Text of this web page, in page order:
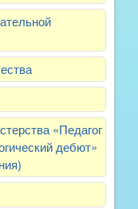
«Педагог
дебют»